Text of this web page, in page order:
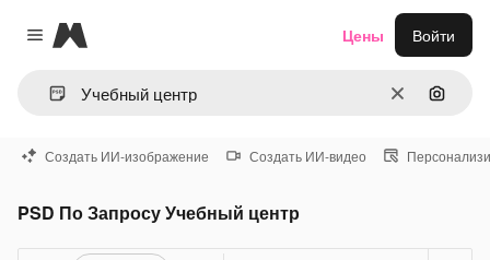
Close menu
Magnific
ОчиститьПоиск
Цены Войти
Создать ИИ-изображение Создать ИИ-видео
PSD По Запросу Учебный центр